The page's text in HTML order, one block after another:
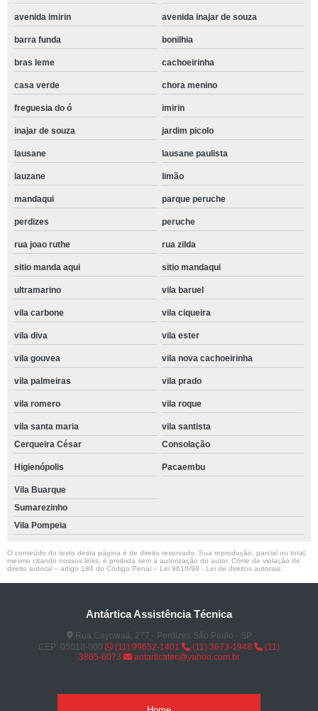
avenida imirin avenida inajar de souza
barra funda bonilhia
bras leme cachoeirinha
casa verde chora menino
freguesia do ó imirin
inajar de souza jardim picolo
lausane lausane paulista
lauzane limão
mandaqui parque peruche
perdizes peruche
rua joao ruthe rua zilda
sitio manda aqui sitio mandaqui
ultramarino vila baruel
vila carbone vila ciqueira
vila diva vila ester
vila gouvea vila nova cachoeirinha
vila palmeiras vila prado
vila romero vila roque
vila santa maria
vila santista
Cerqueira César
Consolação
Higienópolis Pacaembu
Vila Buarque
Sumarezinho
Vila Pompeia
O conteúdo do texto desta página é de direito reservado. Sua reprodução, parcial ou total,
mesmo citando nossos links, é proibida sem a autorização do autor. Crime de violação de
direito autoral – artigo 184 do Código Penal – Lei 9610/98 - Lei de direitos autorais
Antártica Assistência Técnica
Rua Cayowaá, 277 - Perdizes São Paulo - SP
CEP: 05018-000
(11) 99652-1401 (11) 3673-1948
(11)
3865-6073
antarticatec@yahoo.com.br